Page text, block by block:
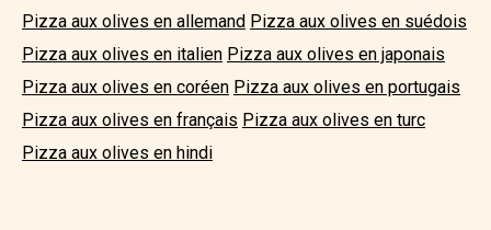
Pizza aux olives en allemand Pizza aux olives en suédois
Pizza aux olives en italien Pizza aux olives en japonais
Pizza aux olives en coréen Pizza aux olives en portugais
Pizza aux olives en français Pizza aux olives en turc
Pizza aux olives en hindi